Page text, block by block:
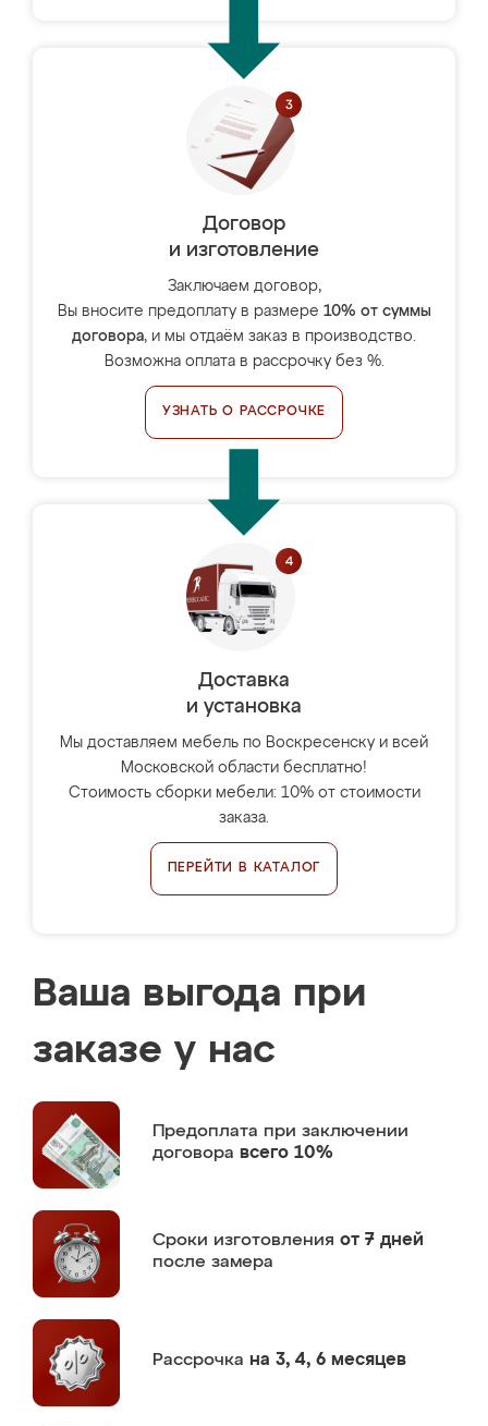
Договор
и изготовление
Заключаем договор,
Вы вносите предоплату в размере 10% от суммы
договора, и мы отдаём заказ в производство.
Возможна оплата в рассрочку без %.
УЗНАТЬ О РАССРОЧКЕ
Доставка
и установка
Мы доставляем мебель по Воскресенску и всей
Московской области бесплатно!
Стоимость сборки мебели: 10% от стоимости
заказа.
ПЕРЕЙТИ В КАТАЛОГ
Ваша выгода при
заказе у нас
Предоплата при заключении
договора всего 10%
Сроки изготовления от 7 дней
после замера
Рассрочка на 3, 4, 6 месяцев